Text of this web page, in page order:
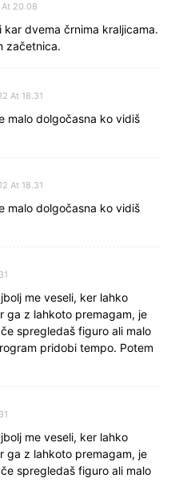
At 20.08
dvema črnima kraljicama.
začetnica.
At 18.31
malo dolgočasna ko vidiš
At 18.31
malo dolgočasna ko vidiš
me veseli, ker lahko
ga z lahkoto premagam, je
spregledaš figuro ali malo
pridobi tempo. Potem
me veseli, ker lahko
ga z lahkoto premagam, je
spregledaš figuro ali malo